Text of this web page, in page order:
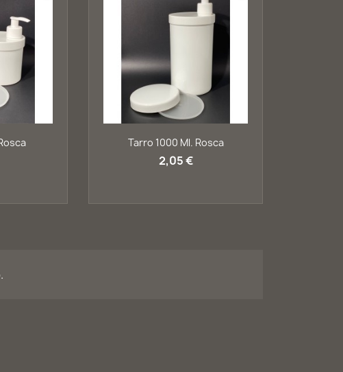
Vista rápida
Tarro 1000 Ml. Rosca
2,05 €